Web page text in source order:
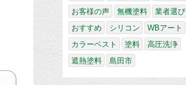
お客様の声
無機塗料
業者選び
おすすめ
シリコン
WBアート
カラーベスト
塗料
高圧洗浄
遮熱塗料
島田市